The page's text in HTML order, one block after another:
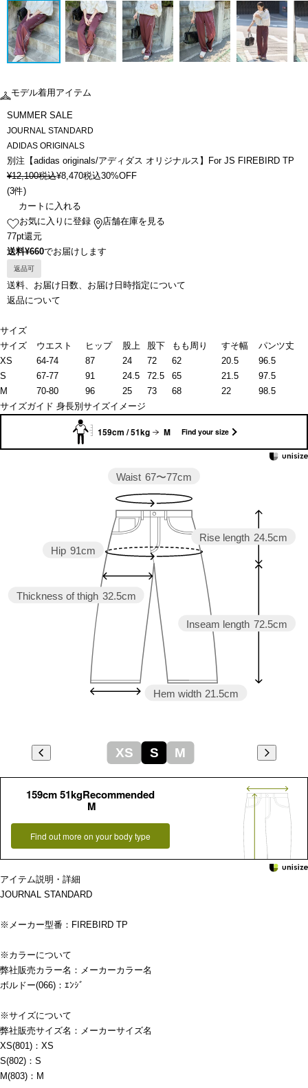
モデル着用アイテム
SUMMER SALE
JOURNAL STANDARD
ADIDAS ORIGINALS
別注【adidas originals/アディダス オリジナルス】For JS FIREBIRD TP
¥12,100税込¥8,470税込30%OFF
(3件)
カートに入れる
お気に入りに登録
店舗在庫を見る
77pt還元
送料¥660でお届けします
返品可
送料、お届け日数、お届け日時指定について
返品について
サイズ
サイズ
ウエスト ヒップ 股上 股下 もも周り すそ幅
パンツ丈
XS
64-74 87 24 72 62 20.5
96.5
S
67-77 91 24.5 72.5 65 21.5
97.5
M
70-80 96 25 73 68 22
98.5
サイズガイド 身長別サイズイメージ
159cm / 51kg M Find your size
Inseam length 72.5cm
Rise length 24.5cm
Hem width 21.5cm
Thickness of thigh 32.5cm
Hip 91cm
Waist 67〜77cm
XS S M
159cm 51kgRecommended
M
Find out more on your body type
アイテム説明・詳細
JOURNAL STANDARD
※メーカー型番：FIREBIRD TP
※カラーについて
弊社販売カラー名：メーカーカラー名
ボルドー(066)：ｴﾝｼﾞ
※サイズについて
弊社販売サイズ名：メーカーサイズ名
XS(801)：XS
S(802)：S
M(803)：M